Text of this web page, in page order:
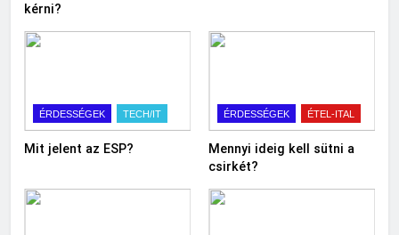
kérni?
ÉRDESSÉGEK TECH/IT
Mit jelent az ESP?
ÉRDESSÉGEK ÉTEL-ITAL
Mennyi ideig kell sütni a
csirkét?